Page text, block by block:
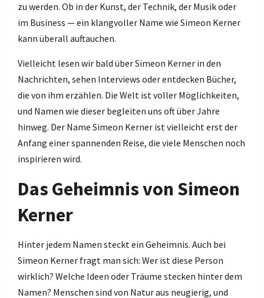
zu werden. Ob in der Kunst, der Technik, der Musik oder
im Business — ein klangvoller Name wie Simeon Kerner
kann überall auftauchen.
Vielleicht lesen wir bald über Simeon Kerner in den
Nachrichten, sehen Interviews oder entdecken Bücher,
die von ihm erzählen. Die Welt ist voller Möglichkeiten,
und Namen wie dieser begleiten uns oft über Jahre
hinweg. Der Name Simeon Kerner ist vielleicht erst der
Anfang einer spannenden Reise, die viele Menschen noch
inspirieren wird.
Das Geheimnis von Simeon
Kerner
Hinter jedem Namen steckt ein Geheimnis. Auch bei
Simeon Kerner fragt man sich: Wer ist diese Person
wirklich? Welche Ideen oder Träume stecken hinter dem
Namen? Menschen sind von Natur aus neugierig, und